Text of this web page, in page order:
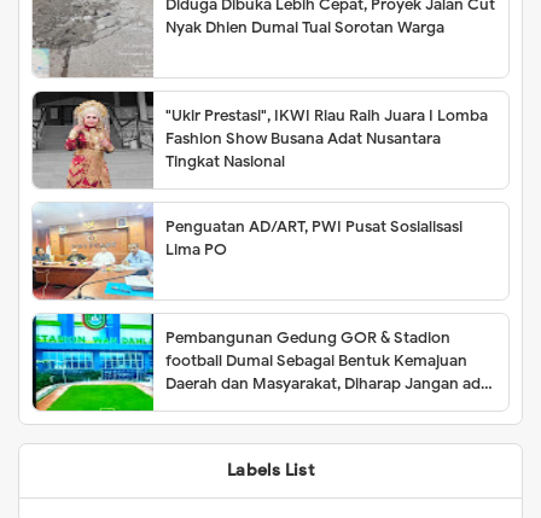
Diduga Dibuka Lebih Cepat, Proyek Jalan Cut
Nyak Dhien Dumai Tuai Sorotan Warga
"Ukir Prestasi", IKWI Riau Raih Juara I Lomba
Fashion Show Busana Adat Nusantara
Tingkat Nasional
Penguatan AD/ART, PWI Pusat Sosialisasi
Lima PO
Pembangunan Gedung GOR & Stadion
football Dumai Sebagai Bentuk Kemajuan
Daerah dan Masyarakat, Diharap Jangan ada
Menghalangi Proses Kelancaran
Pembangunan
Labels List